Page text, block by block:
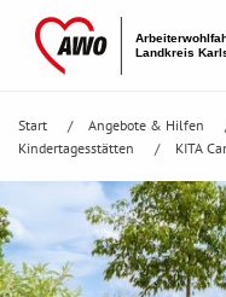
Start Angebote & Hilfen
Kindertagesstätten
KITA